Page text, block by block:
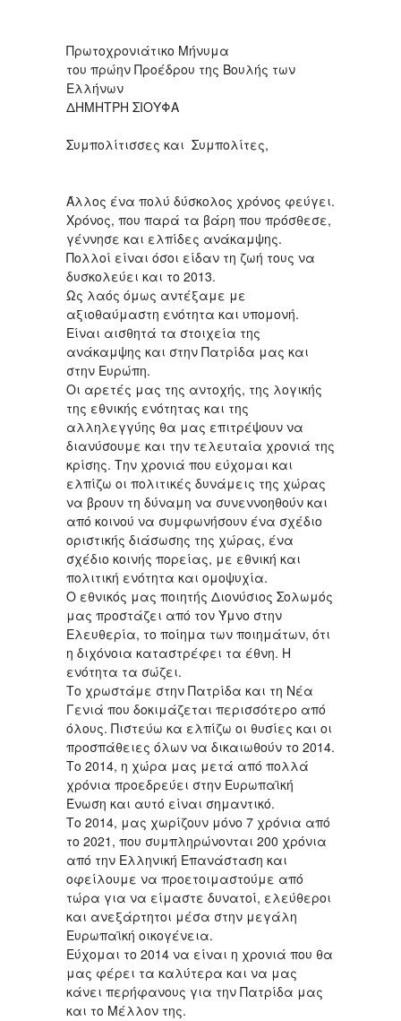
Πρωτοχρονιάτικο Μήνυμα
του πρώην Προέδρου της Βουλής των
Ελλήνων
ΔΗΜΗΤΡΗ ΣΙΟΥΦΑ
Συμπολίτισσες και Συμπολίτες,
Άλλος ένα πολύ δύσκολος χρόνος φεύγει.
Χρόνος, που παρά τα βάρη που πρόσθεσε,
γέννησε και ελπίδες ανάκαμψης.
Πολλοί είναι όσοι είδαν τη ζωή τους να
δυσκολεύει και το 2013.
Ως λαός όμως αντέξαμε με
αξιοθαύμαστη ενότητα και υπομονή.
Είναι αισθητά τα στοιχεία της
ανάκαμψης και στην Πατρίδα μας και
στην Ευρώπη.
Οι αρετές μας της αντοχής, της λογικής
της εθνικής ενότητας και της
αλληλεγγύης θα μας επιτρέψουν να
διανύσουμε και την τελευταία χρονιά της
κρίσης. Την χρονιά που εύχομαι και
ελπίζω οι πολιτικές δυνάμεις της χώρας
να βρουν τη δύναμη να συνεννοηθούν και
από κοινού να συμφωνήσουν ένα σχέδιο
οριστικής διάσωσης της χώρας, ένα
σχέδιο κοινής πορείας, με εθνική και
πολιτική ενότητα και ομοψυχία.
Ο εθνικός μας ποιητής Διονύσιος Σολωμός
μας προστάζει από τον Ύμνο στην
Ελευθερία, το ποίημα των ποιημάτων, ότι
η διχόνοια καταστρέφει τα έθνη. Η
ενότητα τα σώζει.
Το χρωστάμε στην Πατρίδα και τη Νέα
Γενιά που δοκιμάζεται περισσότερο από
όλους. Πιστεύω κα ελπίζω οι θυσίες και οι
προσπάθειες όλων να δικαιωθούν το 2014.
Το 2014, η χώρα μας μετά από πολλά
χρόνια προεδρεύει στην Ευρωπαϊκή
Ένωση και αυτό είναι σημαντικό.
Το 2014, μας χωρίζουν μόνο 7 χρόνια από
το 2021, που συμπληρώνονται 200 χρόνια
από την Ελληνική Επανάσταση και
οφείλουμε να προετοιμαστούμε από
τώρα για να είμαστε δυνατοί, ελεύθεροι
και ανεξάρτητοι μέσα στην μεγάλη
Ευρωπαϊκή οικογένεια.
Εύχομαι το 2014 να είναι η χρονιά που θα
μας φέρει τα καλύτερα και να μας
κάνει περήφανους για την Πατρίδα μας
και το Μέλλον της.